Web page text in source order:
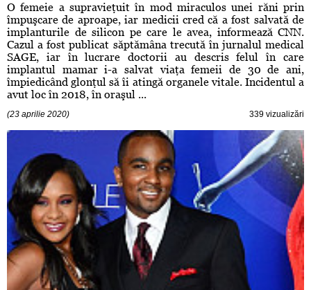
O femeie a supravieţuit în mod miraculos unei răni prin
împuşcare de aproape, iar medicii cred că a fost salvată de
implanturile de silicon pe care le avea, informează CNN.
Cazul a fost publicat săptămâna trecută în jurnalul medical
SAGE, iar în lucrare doctorii au descris felul în care
implantul mamar i-a salvat viaţa femeii de 30 de ani,
împiedicând glonţul să îi atingă organele vitale. Incidentul a
avut loc în 2018, în oraşul ...
(23 aprilie 2020) 339 vizualizări